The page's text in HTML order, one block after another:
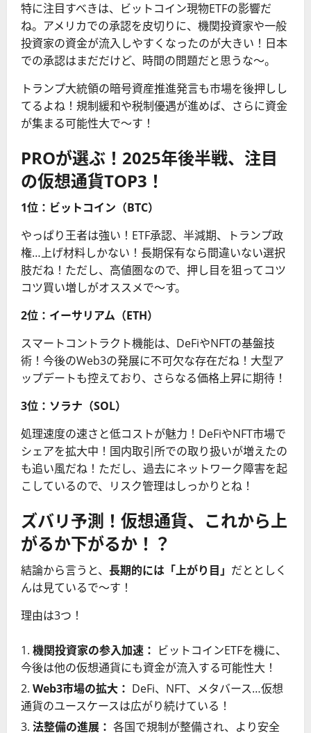
特に注目すべきは、ビットコイン現物ETFの影響だ
ね。アメリカでの承認を皮切りに、機関投資家や一般
投資家の資金が流入しやすくなったのが大きい！日本
での承認はまだだけど、時間の問題だと思うな〜。
トランプ大統領の暗号資産推進発言も市場を後押しし
てるよね！規制緩和や税制優遇が進めば、さらに資金
が集まる可能性大で〜す！
PROが選ぶ！2025年後半戦、注目
の仮想通貨TOP3！
1位：ビットコイン（BTC）
やっぱり王者は強い！ETF承認、半減期、トランプ政
権…上げ材料しかない！長期保有なら間違いない選択
肢だね！ただし、高値圏なので、押し目を狙ってコツ
コツ買い増しがオススメで〜す。
2位：イーサリアム（ETH）
スマートコントラクト機能は、DeFiやNFTの基盤技
術！今後のWeb3の発展に不可欠な存在だね！大型ア
ップデートも控えており、さらなる価格上昇に期待！
3位：ソラナ（SOL）
処理速度の速さと低コストが魅力！DeFiやNFT市場で
シェアを拡大中！国内取引所での取り扱いが増えたの
も追い風だね！ただし、過去にネットワーク障害を起
こしているので、リスク管理はしっかりとね！
ズバリ予測！仮想通貨、これから上
がるか下がるか！？
結論から言うと、 長期的には「上がり目」 だととしく
んは見ているで〜す！
理由は3つ！
機関投資家の参入加速： ビットコインETFを機に、
今後は他の仮想通貨にも資金が流入する可能性大！
Web3市場の拡大： DeFi、NFT、メタバース…仮想
通貨のユースケースは広がり続けている！
法整備の進展： 各国で規制が整備され、より安全